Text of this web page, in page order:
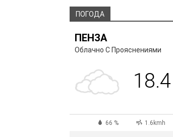
ПОГОДА
ПЕНЗА
Облачно С Прояснениями
18.4
66 % 1.6kmh